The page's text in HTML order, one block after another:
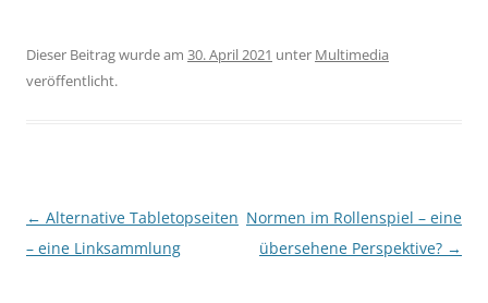
Dieser Beitrag wurde am 30. April 2021 unter Multimedia
veröffentlicht.
Beitragsnavigation
← Alternative Tabletopseiten
– eine Linksammlung
Normen im Rollenspiel – eine
übersehene Perspektive? →